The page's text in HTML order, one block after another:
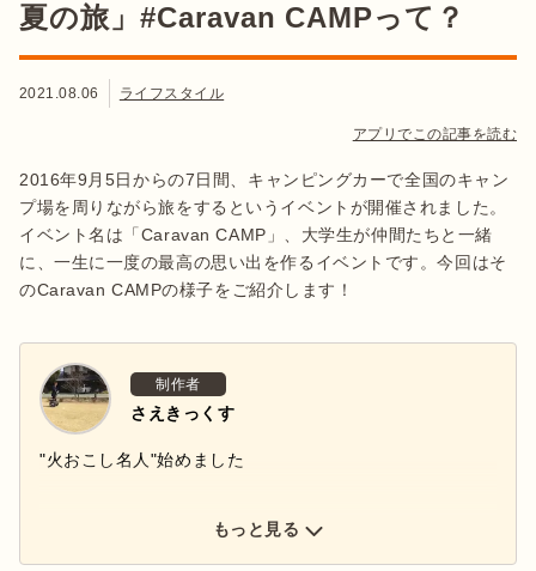
夏の旅」#Caravan CAMPって？
2021.08.06 ライフスタイル
アプリでこの記事を読む
2016年9月5日からの7日間、キャンピングカーで全国のキャン
プ場を周りながら旅をするというイベントが開催されました。
イベント名は「Caravan CAMP」、大学生が仲間たちと一緒
に、一生に一度の最高の思い出を作るイベントです。今回はそ
のCaravan CAMPの様子をご紹介します！
制作者
さえきっくす
"火おこし名人"始めました
もっと見る